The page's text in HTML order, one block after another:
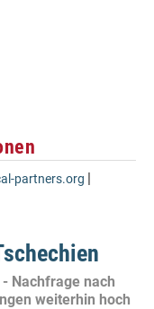
partners.org |
Nachfrage nach
weiterhin hoch